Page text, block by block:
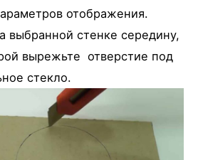
отображения.
выбранной стенке середину,
вырежьте отверстие под
стекло.